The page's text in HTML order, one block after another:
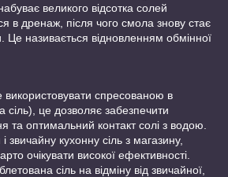
великого відсотка солей
в дренаж, після чого смола знову стає
називається відновленням обмінної
використовувати спресованою в
сіль), це дозволяє забезпечити
та оптимальний контакт солі з водою.
звичайну кухонну сіль з магазину,
очікувати високої ефективності.
сіль на відміну від звичайної,